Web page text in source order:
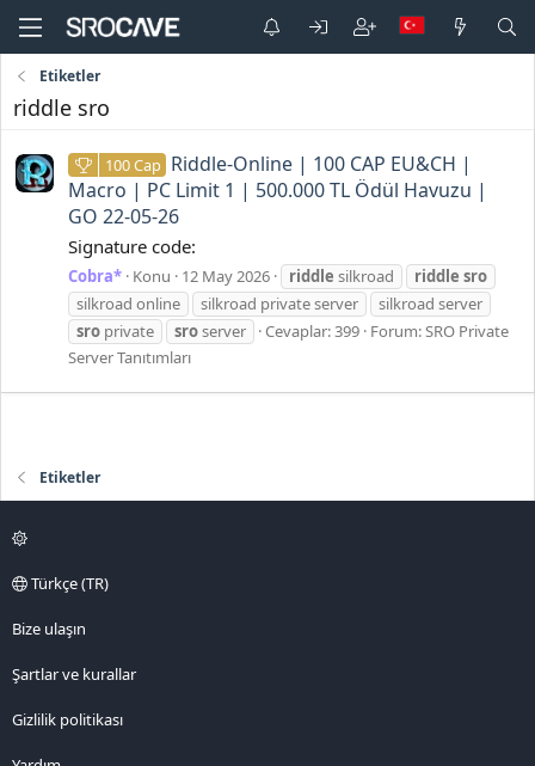
Etiketler
riddle sro
100 Cap Riddle-Online | 100 CAP EU&CH |
Macro | PC Limit 1 | 500.000 TL Ödül Havuzu |
GO 22-05-26
Signature code:
Cobra* Konu 12 May 2026 riddle silkroad riddle sro
silkroad online
silkroad private server
silkroad server
sro private sroserver Cevaplar: 399 Forum:SRO Private
Server Tanıtımları
Etiketler
Türkçe (TR)
Bize ulaşın
Şartlar ve kurallar
Gizlilik politikası